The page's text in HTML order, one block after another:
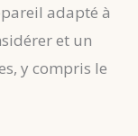
adapté à
et un
y compris le